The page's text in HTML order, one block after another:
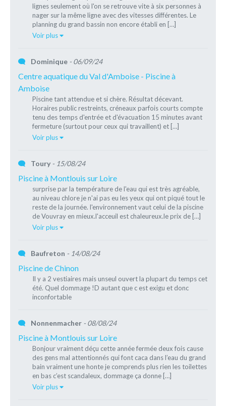
lignes seulement où l'on se retrouve vite à six personnes à
nager sur la même ligne avec des vitesses différentes. Le
planning du grand bassin non encore établi en […]
Voir plus
Dominique - 06/09/24
Centre aquatique du Val d'Amboise - Piscine à
Amboise
Piscine tant attendue et si chère. Résultat décevant.
Horaires public restreints, créneaux parfois courts compte
tenu des temps d'entrée et d'évacuation 15 minutes avant
fermeture (surtout pour ceux qui travaillent) et […]
Voir plus
Toury - 15/08/24
Piscine à Montlouis sur Loire
surprise par la température de l'eau qui est très agréable,
au niveau chlore je n'ai pas eu les yeux qui ont piqué tout le
reste de la journée. l'environnement vaut celui de la piscine
de Vouvray en mieux.l'acceuil est chaleureux.le prix de […]
Voir plus
Baufreton - 14/08/24
Piscine de Chinon
Il y a 2 vestiaires mais unseul ouvert la plupart du temps cet
été. Quel dommage !D autant que c est exigu et donc
inconfortable
Nonnenmacher - 08/08/24
Piscine à Montlouis sur Loire
Bonjour vraiment déçu cette année fermée deux fois cause
des gens mal attentionnés qui font caca dans l’eau du grand
bain vraiment une honte je comprends plus rien les toilettes
en bas c’est scandaleux, dommage ça donne […]
Voir plus